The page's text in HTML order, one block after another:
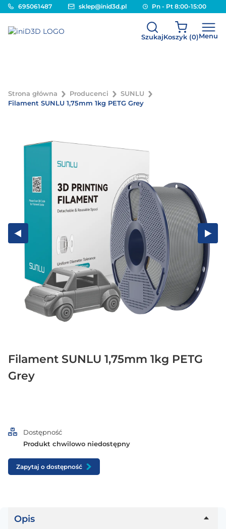
695061487 sklep@inid3d.pl Pn - Pt 8:00-15:00
SzukajKoszyk (0)Menu
Strona główna Producenci
SUNLU
Filament SUNLU 1,75mm 1kg PETG Grey
Filament SUNLU 1,75mm 1kg PETG
Grey
Dostępność
Produkt chwilowo niedostępny
Zapytaj o dostępność
Opis